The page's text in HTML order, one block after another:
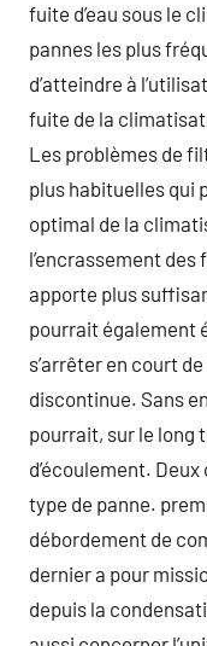
fuite d’eau sous le
pannes les plus
d’atteindre à
fuite de la
Les problèmes de
plus habituelles qui
optimal de la
l’encrassement des
apporte plus
pourrait également
s’arrêter en court
discontinue. Sans
pourrait, sur le long
d’écoulement.
type de panne.
débordement de
dernier a pour
depuis la